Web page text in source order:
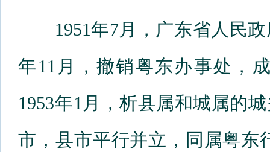
1951年7月，广东省人民政
年11月，撤销粤东办事处，
1953年1月，析县属和城属的
市，县市平行并立，同属粤东